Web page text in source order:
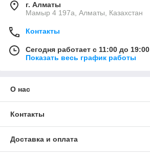
г. Алматы
Мамыр 4 197а, Алматы, Казахстан
Контакты
Сегодня работает с 11:00 до 19:00
Показать весь график работы
О нас
Контакты
Доставка и оплата